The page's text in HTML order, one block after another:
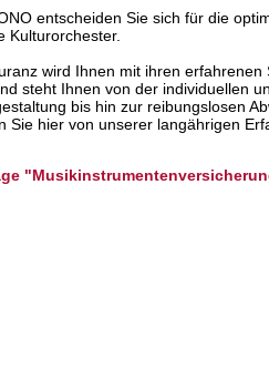
entscheiden Sie sich für die
Kulturorchester.
wird Ihnen mit ihren
steht Ihnen von der individuellen
bis hin zur reibungslosen
Sie hier von unserer langährigen